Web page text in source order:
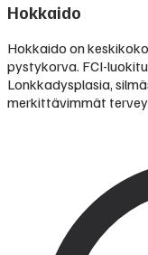
Hokkaido
Hokkaido on
pystykorva. FCI-
Lonkkadysplasia,
merkittävimmät